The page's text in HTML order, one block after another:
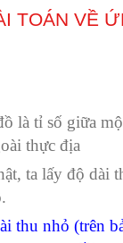
TOÁN VỀ
là tỉ số giữa
thực địa
ta lấy độ dài
thu nhỏ (trên